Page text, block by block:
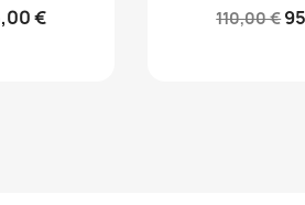
€
110,00 €